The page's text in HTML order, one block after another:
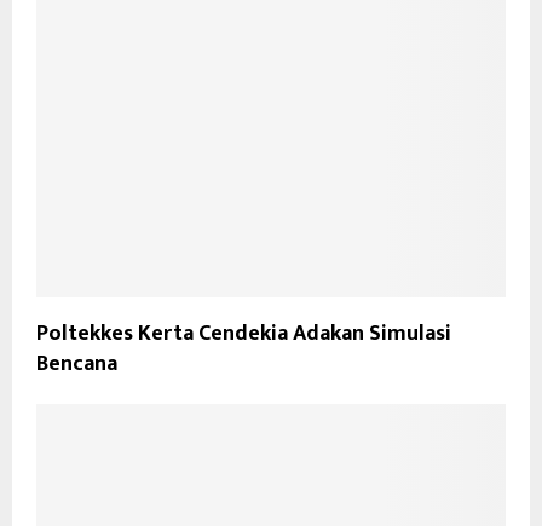
Poltekkes Kerta Cendekia Adakan Simulasi
Bencana